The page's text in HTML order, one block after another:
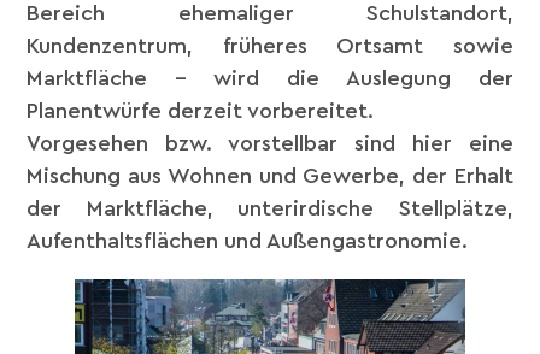
Bereich ehemaliger Schulstandort,
Kundenzentrum, früheres Ortsamt sowie
Marktfläche – wird die Auslegung der
Planentwürfe derzeit vorbereitet.
Vorgesehen bzw. vorstellbar sind hier eine
Mischung aus Wohnen und Gewerbe, der Erhalt
der Marktfläche, unterirdische Stellplätze,
Aufenthaltsflächen und Außengastronomie.